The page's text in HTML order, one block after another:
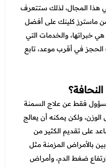
هذا المجال، لذلك ستتعرف
ماسترز كلينك على أفضل
خبراتها، والخدمات التي
في أقرب موعد، تابع
فقط عن علاج السمنة
ولكن يمكنه أن يعالج
على تقديم الكثير من
بالأمراض المزمنة مثل
ضغط الدم، وأمراض